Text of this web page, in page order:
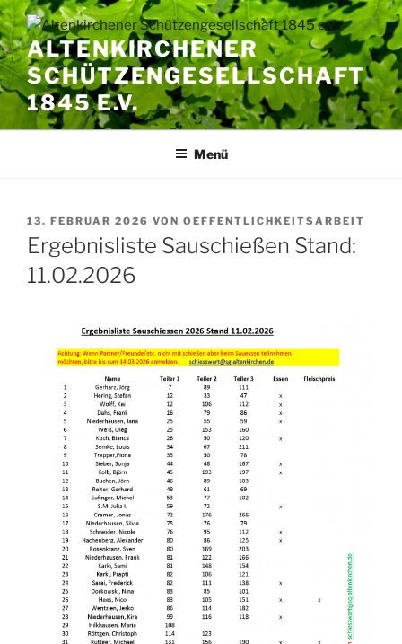
Zum
Inhalt
springenALTENKIRCHENER
SCHÜTZENGESELLSCHAFT
1845 E.V.
Menü
VERÖFFENTLICHT
AM
13. FEBRUAR 2026 VON OEFFENTLICHKEITSARBEIT
Ergebnisliste Sauschießen Stand:
11.02.2026